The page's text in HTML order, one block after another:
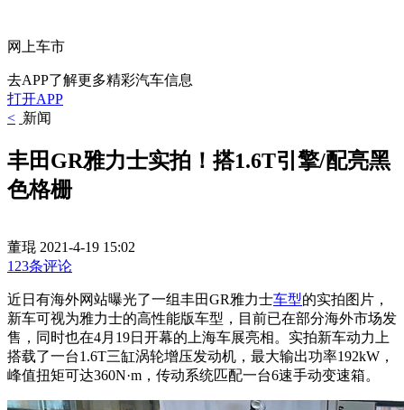
网上车市
去APP了解更多精彩汽车信息
打开APP
< 新闻
丰田GR雅力士实拍！搭1.6T引擎/配亮黑
色格栅
董琨 2021-4-19 15:02
123条评论
近日有海外网站曝光了一组丰田GR雅力士车型的实拍图片，
新车可视为雅力士的高性能版车型，目前已在部分海外市场发
售，同时也在4月19日开幕的上海车展亮相。实拍新车动力上
搭载了一台1.6T三缸涡轮增压发动机，最大输出功率192kW，
峰值扭矩可达360N·m，传动系统匹配一台6速手动变速箱。